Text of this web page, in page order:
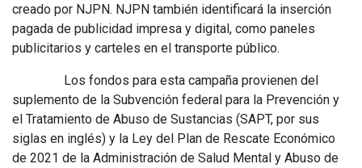
creado por NJPN. NJPN también identificará la inserción
pagada de publicidad impresa y digital, como paneles
publicitarios y carteles en el transporte público.
Los fondos para esta campaña provienen del
suplemento de la Subvención federal para la Prevención y
el Tratamiento de Abuso de Sustancias (SAPT, por sus
siglas en inglés) y la Ley del Plan de Rescate Económico
de 2021 de la Administración de Salud Mental y Abuso de